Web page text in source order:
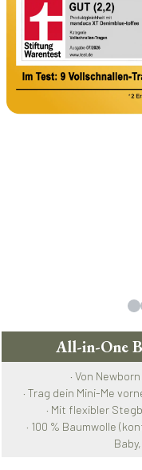
All-in-One
· Von
· Trag dein Mini-Me
· Mit flexibler
· 100 % Baumwolle